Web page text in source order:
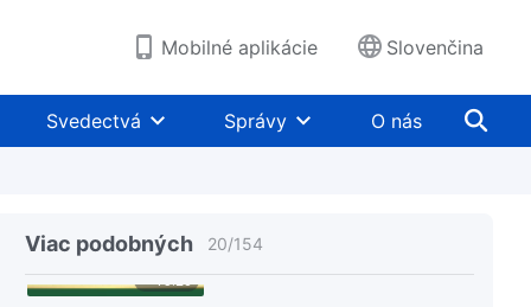
Mobilné aplikácie Slovenčina
Svedectvá Správy O nás
Viac podobných 20/154
15:23
Tisícročné kráľovstvo nadišlo